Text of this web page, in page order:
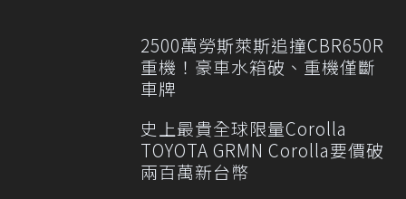
2500萬勞斯萊斯追撞CBR650R
重機！豪車水箱破、重機僅斷
車牌
史上最貴全球限量Corolla
TOYOTA GRMN Corolla要價破
兩百萬新台幣